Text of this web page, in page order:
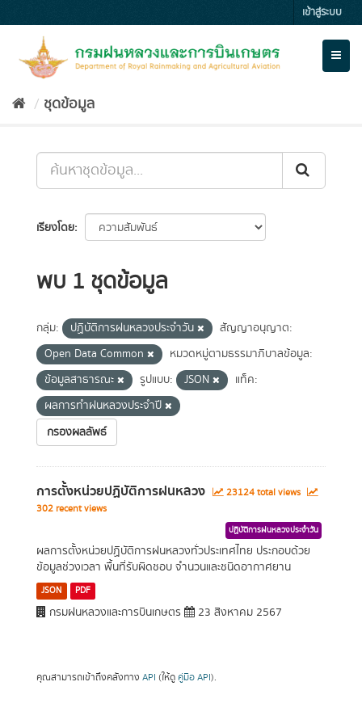
to
เข้าสู่ระบบ
ชุดข้อมูล
เรียงโดย
พบ 1 ชุดข้อมูล
กลุ่ม: ปฏิบัติการฝนหลวงประจำวัน
สัญญาอนุญาต:
Open Data Common
หมวดหมู่ตามธรรมาภิบาลข้อมูล:
ข้อมูลสาธารณะ
รูปแบบ: JSON
แท็ค:
ผลการทำฝนหลวงประจำปี
กรองผลลัพธ์
การตั้งหน่วยปฏิบัติการฝนหลวง
23124 total views
302 recent views
ปฏิบัติการฝนหลวงประจำวัน
ผลการตั้งหน่วยปฏิบัติการฝนหลวงทั่วประเทศไทย ประกอบด้วย
ข้อมูลช่วงเวลา พื้นที่รับผิดชอบ จำนวนและชนิดอากาศยาน
JSON PDF
กรมฝนหลวงและการบินเกษตร 23 สิงหาคม 2567
คุณสามารถเข้าถึงคลังทาง API (ให้ดู คู่มือ API).